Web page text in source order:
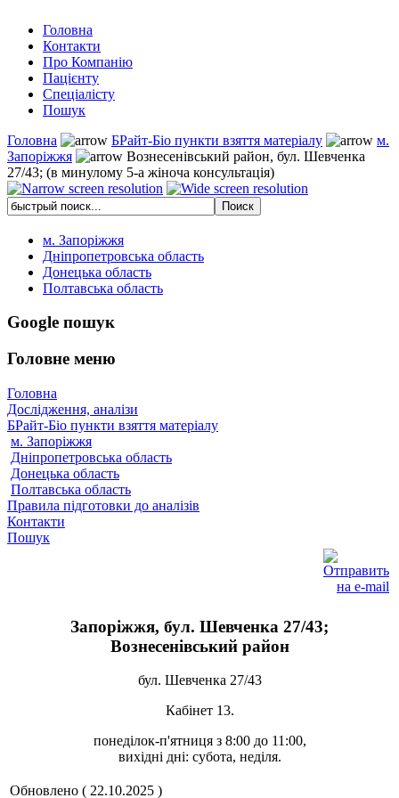
Головна
Контакти
Про Компанію
Пацієнту
Спеціалісту
Пошук
Головна
БРайт-Біо пункти взяття матеріалу
м.
Запоріжжя
Вознесенівський район, бул. Шевченка
27/43; (в минулому 5-а жіноча консультація)
м. Запоріжжя
Дніпропетровська область
Донецька область
Полтавська область
Google пошук
Головне меню
Головна
Дослідження, аналізи
БРайт-Біо пункти взяття матеріалу
м. Запоріжжя
Дніпропетровська область
Донецька область
Полтавська область
Правила підготовки до аналізів
Контакти
Пошук
Запоріжжя, бул. Шевченка 27/43;
Вознесенівський район
бул. Шевченка 27/43
Кабінет 13.
понеділок-п'ятниця з 8:00 до 11:00,
вихідні дні: субота, неділя.
Обновлено ( 22.10.2025 )